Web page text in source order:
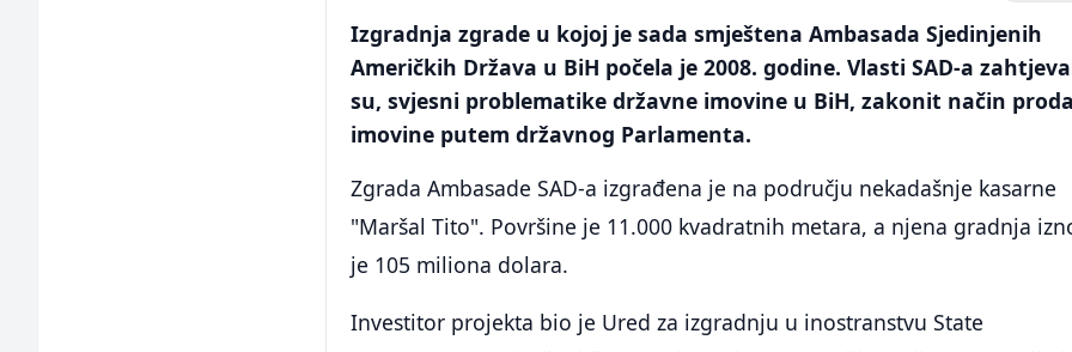
Izgradnja zgrade u kojoj je sada smještena Ambasada Sjedinjenih
Američkih Država u BiH počela je 2008. godine. Vlasti SAD-a
su, svjesni problematike državne imovine u BiH, zakonit način
imovine putem državnog Parlamenta.
Zgrada Ambasade SAD-a izgrađena je na području nekadašnje kasarne
"Maršal Tito". Površine je 11.000 kvadratnih metara, a njena gradnja
je 105 miliona dolara.
Investitor projekta bio je Ured za izgradnju u inostranstvu State